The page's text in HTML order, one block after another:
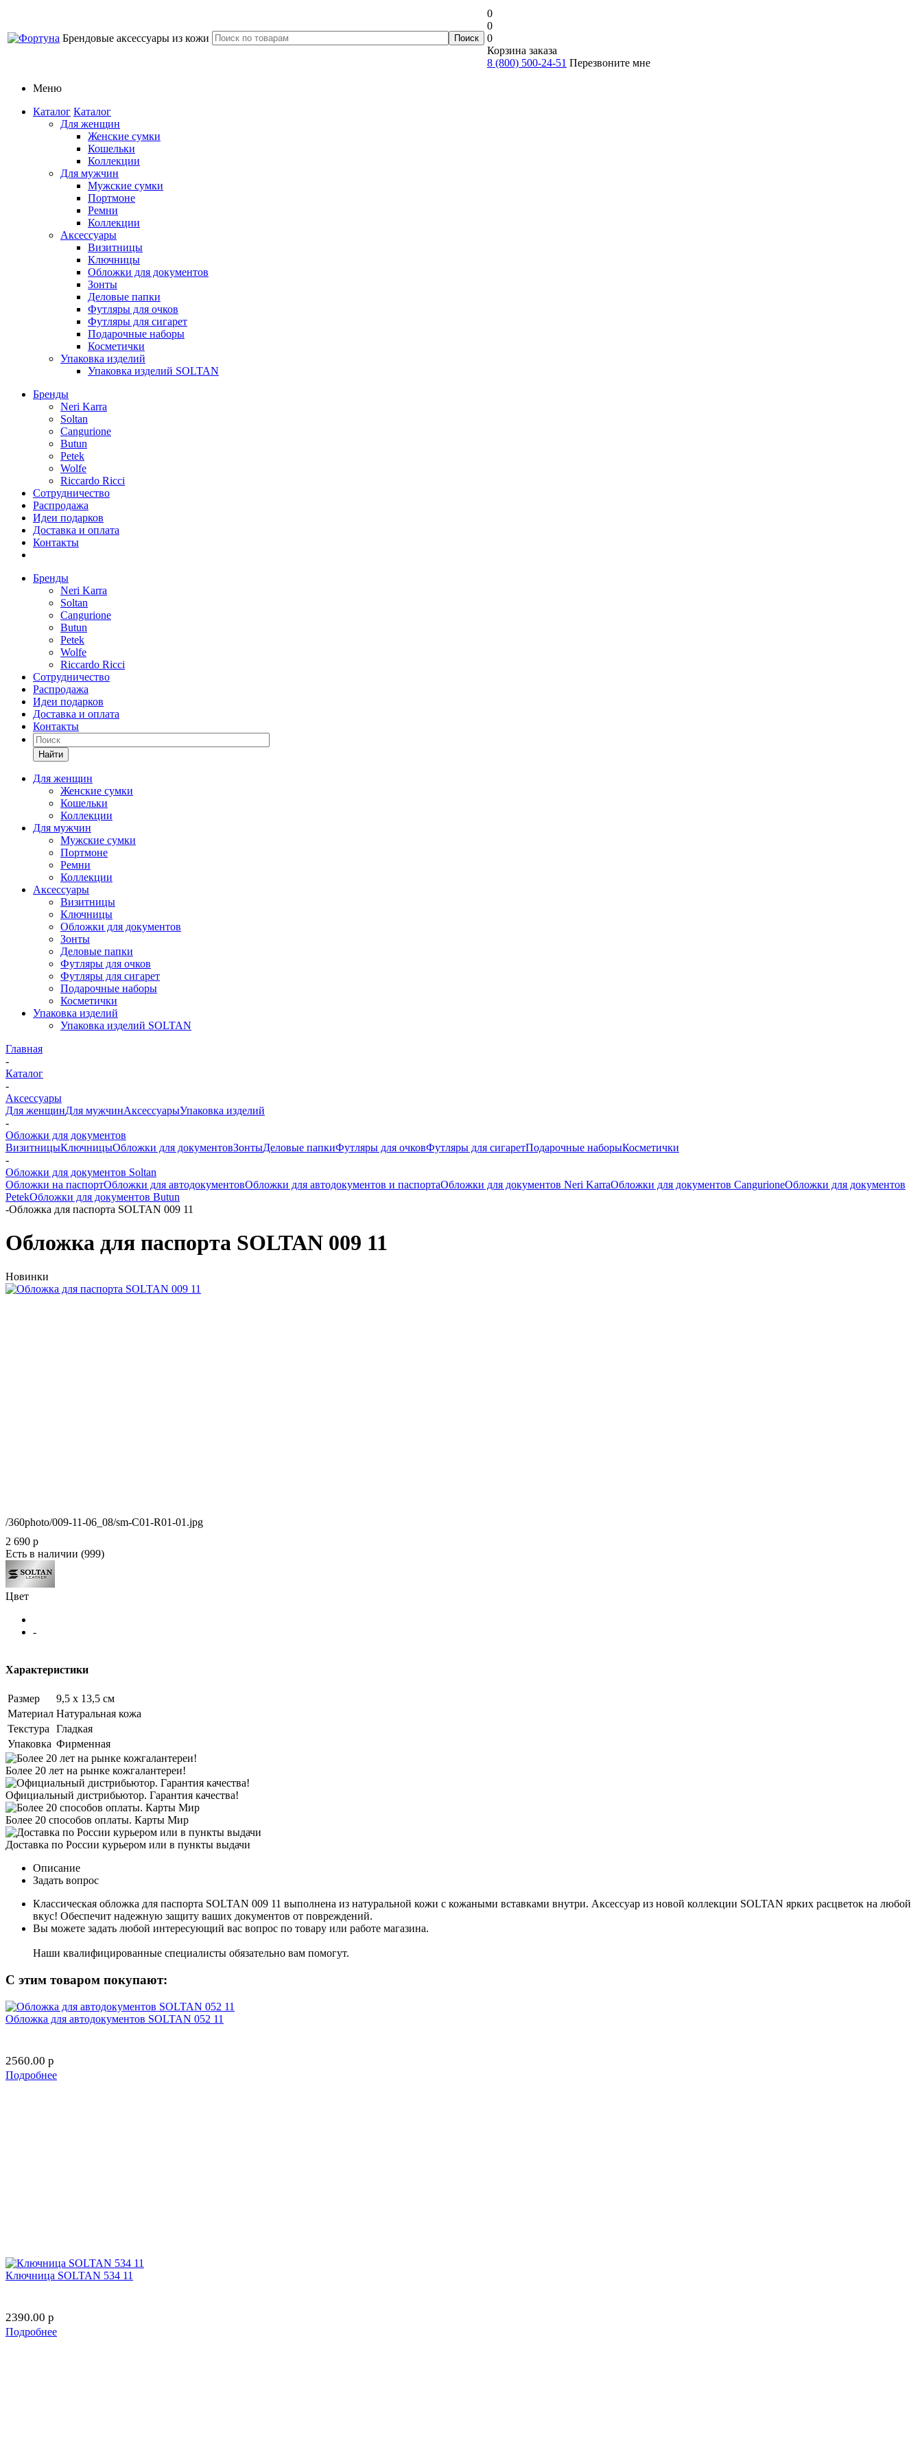
Брендовые аксессуары из кожи
0
0
0
Корзина заказа
8 (800) 500-24-51 Перезвоните мне
Меню
Каталог Каталог
Для женщин
Женские сумки
Кошельки
Коллекции
Для мужчин
Мужские сумки
Портмоне
Ремни
Коллекции
Аксессуары
Визитницы
Ключницы
Обложки для документов
Зонты
Деловые папки
Футляры для очков
Футляры для сигарет
Подарочные наборы
Косметички
Упаковка изделий
Упаковка изделий SOLTAN
Бренды
Neri Karra
Soltan
Cangurione
Butun
Petek
Wolfe
Riccardo Ricci
Сотрудничество
Распродажа
Идеи подарков
Доставка и оплата
Контакты
Бренды
Neri Karra
Soltan
Cangurione
Butun
Petek
Wolfe
Riccardo Ricci
Сотрудничество
Распродажа
Идеи подарков
Доставка и оплата
Контакты
Найти
Для женщин
Женские сумки
Кошельки
Коллекции
Для мужчин
Мужские сумки
Портмоне
Ремни
Коллекции
Аксессуары
Визитницы
Ключницы
Обложки для документов
Зонты
Деловые папки
Футляры для очков
Футляры для сигарет
Подарочные наборы
Косметички
Упаковка изделий
Упаковка изделий SOLTAN
Главная
-
Каталог
-
Аксессуары
Для женщинДля мужчинАксессуарыУпаковка изделий
-
Обложки для документов
ВизитницыКлючницыОбложки для документовЗонтыДеловые папкиФутляры для очковФутляры для сигаретПодарочные наборыКосметички
-
Обложки для документов Soltan
Обложки на паспортОбложки для автодокументовОбложки для автодокументов и паспортаОбложки для документов Neri KarraОбложки для документов CangurioneОбложки для документов
PetekОбложки для документов Butun
-Обложка для паспорта SOLTAN 009 11
Обложка для паспорта SOLTAN 009 11
Новинки
/360photo/009-11-06_08/sm-C01-R01-01.jpg
2 690 p
Есть в наличии (999)
Цвет
-
Характеристики
Размер
9,5 х 13,5 см
Материал Натуральная кожа
Текстура Гладкая
Упаковка Фирменная
Более 20 лет на рынке кожгалантереи!
Официальный дистрибьютор. Гарантия качества!
Более 20 способов оплаты. Карты Мир
Доставка по России курьером или в пункты выдачи
Описание
Задать вопрос
Классическая обложка для паспорта SOLTAN 009 11 выполнена из натуральной кожи с кожаными вставками внутри. Аксессуар из новой коллекции SOLTAN ярких расцветок на любой
вкус! Обеспечит надежную защиту ваших документов от повреждений.
Вы можете задать любой интересующий вас вопрос по товару или работе магазина.
Наши квалифицированные специалисты обязательно вам помогут.
С этим товаром покупают:
Обложка для автодокументов SOLTAN 052 11
2560.00 p
Подробнее
Ключница SOLTAN 534 11
2390.00 p
Подробнее